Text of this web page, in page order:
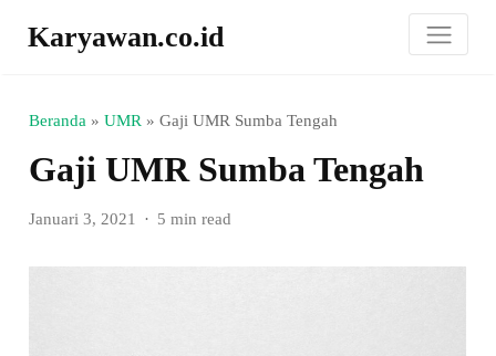
Karyawan.co.id
Beranda »UMR »Gaji UMR Sumba Tengah
Gaji UMR Sumba Tengah
Januari 3, 2021 5 min read